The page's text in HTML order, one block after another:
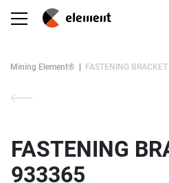
Mining Element® FASTENING BRACKET
FASTENING
933365